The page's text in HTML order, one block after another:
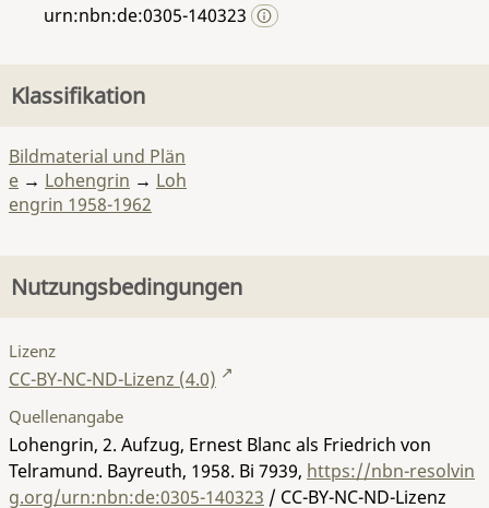
urn:nbn:de:0305-140323
Klassifikation
Bildmaterial und Plän
e → Lohengrin → Loh
engrin 1958-1962
Nutzungsbedingungen
Lizenz
CC-BY-NC-ND-Lizenz (4.0)
Quellenangabe
Lohengrin, 2. Aufzug, Ernest Blanc als Friedrich von
Telramund. Bayreuth, 1958. Bi 7939, https://nbn-resolvin
g.org/urn:nbn:de:0305-140323 / CC-BY-NC-ND-Lizenz